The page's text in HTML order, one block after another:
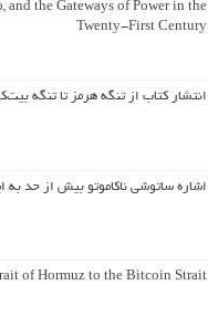
and the Gateways of Power in the
Twenty-First Century
انتشار کتاب از تنگه هرمز تا تنگه
اشاره ساتوشی ناکاموتو بیش از حد
of Hormuz to the Bitcoin Strait